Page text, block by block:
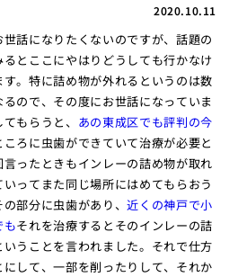
2020.10.11
話になりたくないのですが、話題の
とここにやはりどうしても行かなけ
。特に詰め物が外れるというのは数
ので、その度にお世話になっていま
もらうと、 あの東成区でも評判の今
ころに虫歯ができていて治療が必要と
ったときもインレーの詰め物が取れ
ってまた同じ場所にはめてもらおう
部分に虫歯があり、近くの神戸で小
もそれを治療するとそのインレーの詰
うことを言われました。それで仕方
して、一部を削ったりして、それか